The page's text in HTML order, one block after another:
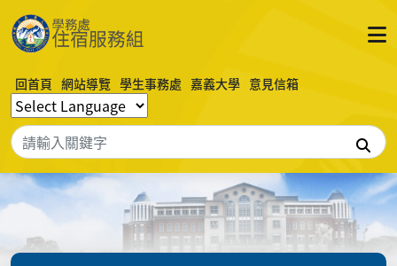
回首頁 網站導覽 學生事務處 嘉義大學 意見信箱
搜尋